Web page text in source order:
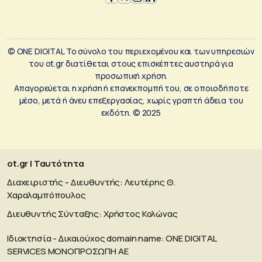
© ONE DIGITAL Το σύνολο του περιεχομένου και των υπηρεσιών
του ot.gr διατίθεται στους επισκέπτες αυστηρά για
προσωπική χρήση.
Απαγορεύεται η χρήση ή επανεκπομπή του, σε οποιοδήποτε
μέσο, μετά ή άνευ επεξεργασίας, χωρίς γραπτή άδεια του
εκδότη. © 2025
ot.gr | Ταυτότητα
Διαχειριστής - Διευθυντής: Λευτέρης Θ.
Χαραλαμπόπουλος
Διευθυντής Σύνταξης: Χρήστος Κολώνας
Ιδιοκτησία - Δικαιούχος domain name: ΟΝΕ DIGITAL
SERVICES MONOΠΡΟΣΩΠΗ ΑΕ